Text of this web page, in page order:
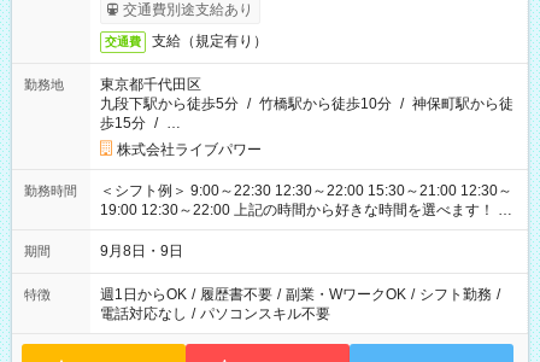
交通費別途支給あり
交通費 支給（規定有り）
勤務地
東京都千代田区
九段下駅から徒歩5分 / 竹橋駅から徒歩10分 / 神保町駅から徒
歩15分 / …
株式会社ライブパワー
勤務時間
＜シフト例＞ 9:00～22:30 12:30～22:00 15:30～21:00 12:30～
19:00 12:30～22:00 上記の時間から好きな時間を選べます！ ※
時間は変更となる可能性があります
期間 9月8日・9日
特徴 週1日からOK / 履歴書不要 / 副業・WワークOK / シフト勤務 /
電話対応なし / パソコンスキル不要